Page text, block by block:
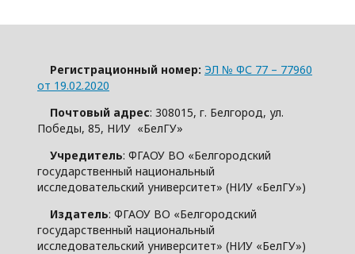
Регистрационный номер: ЭЛ № ФС 77 – 77960
от 19.02.2020
Почтовый адрес: 308015, г. Белгород, ул.
Победы, 85, НИУ «БелГУ»
Учредитель: ФГАОУ ВО «Белгородский
государственный национальный
исследовательский университет» (НИУ «БелГУ»)
Издатель: ФГАОУ ВО «Белгородский
государственный национальный
исследовательский университет» (НИУ «БелГУ»)